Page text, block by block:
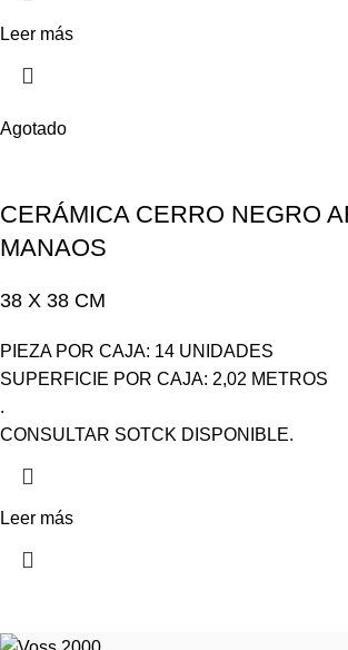
Leer más
Agotado
CERÁMICA CERRO NEGRO
MANAOS
38 X 38 CM
PIEZA POR CAJA: 14 UNIDADES
SUPERFICIE POR CAJA: 2,02 METROS
.
CONSULTAR SOTCK DISPONIBLE.
Leer más